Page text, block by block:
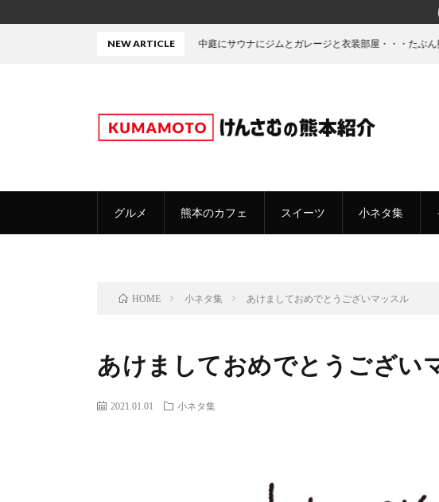
グルメ 熊本のカフェ スイーツ 小ネタ集
NEW ARTICLE
中庭にサウナにジムとガレージと衣装部屋・・・たぶん熊本で今最も
HOME 小ネタ集 あけましておめでとうございマッスル
あけましておめでとうござい
2021.01.01 小ネタ集